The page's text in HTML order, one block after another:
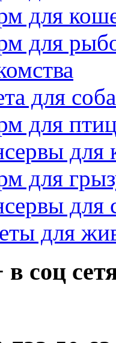
для
для
для
для птиц
для
для
для
для
соц